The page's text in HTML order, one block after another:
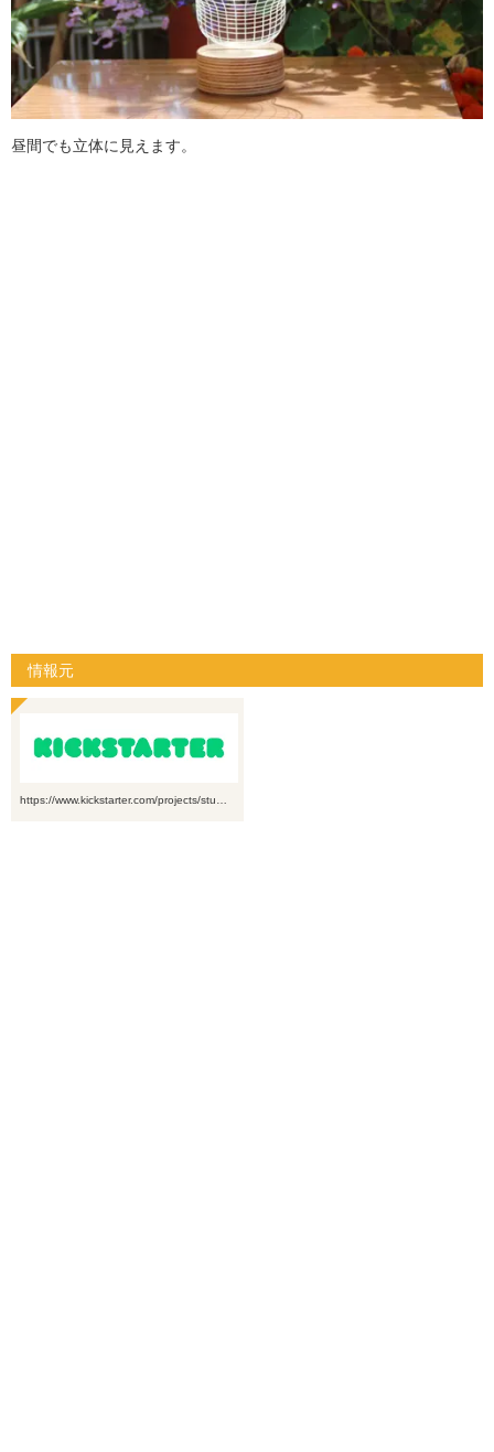
昼間でも立体に見えます。
情報元
https://www.kickstarter.com/projects/stu…